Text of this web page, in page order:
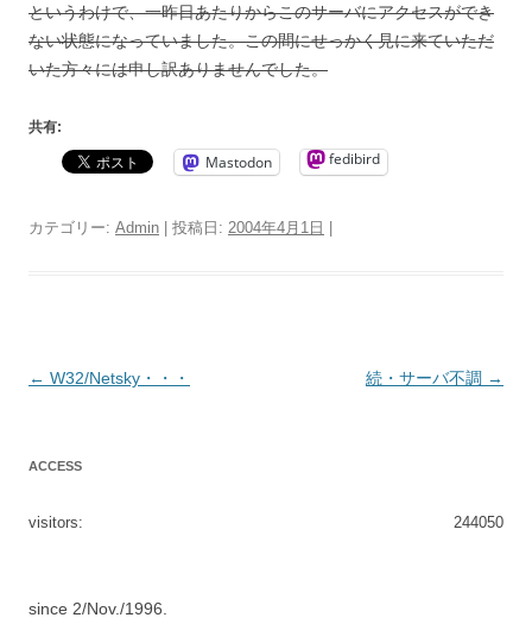
というわけで、一昨日あたりからこのサーバにアクセスができ
ない状態になっていました。この間にせっかく見に来ていただ
いた方々には申し訳ありませんでした。
共有:
Mastodon fedibird
カテゴリー: Admin | 投稿日: 2004年4月1日 |
投
ョ
← W32/Netsky・・・ 続・サーバ不調 →
ACCESS
244050
visitors:
since 2/Nov./1996.